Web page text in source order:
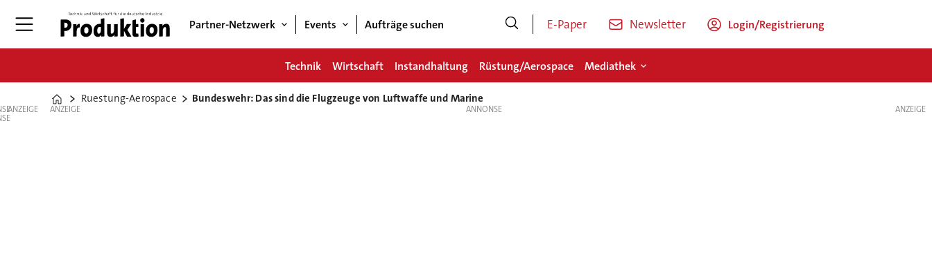
Partner-Netzwerk Events Aufträge suchen E-Paper Newsletter Login/Registrierung
Technik Wirtschaft Instandhaltung Rüstung/Aerospace Mediathek
Home
Ruestung-Aerospace Bundeswehr: Das sind die Flugzeuge von Luftwaffe und Marine
ANZEIGE ANZEIGE ANZEIGE